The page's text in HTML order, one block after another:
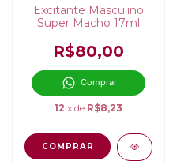
Excitante Masculino
Super Macho 17ml
R$80,00
Comprar
12 x de R$8,23